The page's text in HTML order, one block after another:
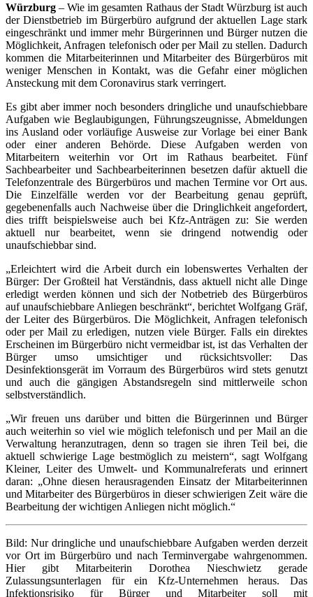
Würzburg – Wie im gesamten Rathaus der Stadt Würzburg ist auch
der Dienstbetrieb im Bürgerbüro aufgrund der aktuellen Lage stark
eingeschränkt und immer mehr Bürgerinnen und Bürger nutzen die
Möglichkeit, Anfragen telefonisch oder per Mail zu stellen. Dadurch
kommen die Mitarbeiterinnen und Mitarbeiter des Bürgerbüros mit
weniger Menschen in Kontakt, was die Gefahr einer möglichen
Ansteckung mit dem Coronavirus stark verringert.
Es gibt aber immer noch besonders dringliche und unaufschiebbare
Aufgaben wie Beglaubigungen, Führungszeugnisse, Abmeldungen
ins Ausland oder vorläufige Ausweise zur Vorlage bei einer Bank
oder einer anderen Behörde. Diese Aufgaben werden von
Mitarbeitern weiterhin vor Ort im Rathaus bearbeitet. Fünf
Sachbearbeiter und Sachbearbeiterinnen besetzen dafür aktuell die
Telefonzentrale des Bürgerbüros und machen Termine vor Ort aus.
Die Einzelfälle werden vor der Bearbeitung genau geprüft,
gegebenenfalls auch Nachweise über die Dringlichkeit angefordert,
dies trifft beispielsweise auch bei Kfz-Anträgen zu: Sie werden
aktuell nur bearbeitet, wenn sie dringend notwendig oder
unaufschiebbar sind.
„Erleichtert wird die Arbeit durch ein lobenswertes Verhalten der
Bürger: Der Großteil hat Verständnis, dass aktuell nicht alle Dinge
erledigt werden können und sich der Notbetrieb des Bürgerbüros
auf unaufschiebbare Anliegen beschränkt“, berichtet Wolfgang Gräf,
der Leiter des Bürgerbüros. Die Möglichkeit, Anfragen telefonisch
oder per Mail zu erledigen, nutzen viele Bürger. Falls ein direktes
Erscheinen im Bürgerbüro nicht vermeidbar ist, ist das Verhalten der
Bürger umso umsichtiger und rücksichtsvoller: Das
Desinfektionsgerät im Vorraum des Bürgerbüros wird stets genutzt
und auch die gängigen Abstandsregeln sind mittlerweile schon
selbstverständlich.
„Wir freuen uns darüber und bitten die Bürgerinnen und Bürger
auch weiterhin so viel wie möglich telefonisch und per Mail an die
Verwaltung heranzutragen, denn so tragen sie ihren Teil bei, die
aktuell schwierige Lage bestmöglich zu meistern“, sagt Wolfgang
Kleiner, Leiter des Umwelt- und Kommunalreferats und erinnert
daran: „Ohne diesen herausragenden Einsatz der Mitarbeiterinnen
und Mitarbeiter des Bürgerbüros in dieser schwierigen Zeit wäre die
Bearbeitung der wichtigen Anliegen nicht möglich.“
Bild: Nur dringliche und unaufschiebbare Aufgaben werden derzeit
vor Ort im Bürgerbüro und nach Terminvergabe wahrgenommen.
Hier gibt Mitarbeiterin Dorothea Nieschwietz gerade
Zulassungsunterlagen für ein Kfz-Unternehmen heraus. Das
Infektionsrisiko für Bürger und Mitarbeiter soll mit